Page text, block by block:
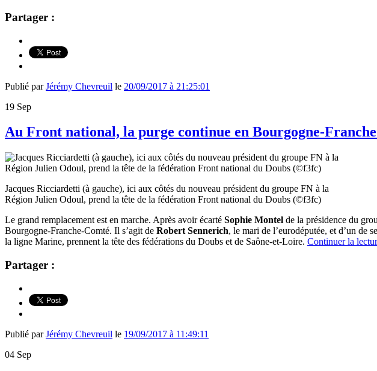
Partager :
Publié parJérémy Chevreuil le 20/09/2017 à 21:25:01
19 Sep
Au Front national, la purge continue en Bourgogne-
Jacques Ricciardetti (à gauche), ici aux côtés du nouveau président du groupe FN à la
Région Julien Odoul, prend la tête de la fédération Front national du Doubs (©f3fc)
Le grand remplacement est en marche. Après avoir écarté Sophie Montel de la présidence du
Bourgogne-Franche-Comté. Il s’agit de Robert Sennerich, le mari de l’eurodéputée, et d’un de
la ligne Marine, prennent la tête des fédérations du Doubs et de Saône-et-Loire. Continuer la
Partager :
Publié parJérémy Chevreuil le 19/09/2017 à 11:49:11
04 Sep